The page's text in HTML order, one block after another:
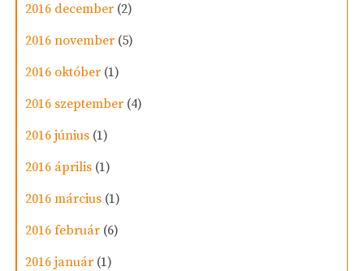
2016 december (2)
2016 november (5)
2016 október (1)
2016 szeptember (4)
2016 június (1)
2016 április (1)
2016 március (1)
2016 február (6)
2016 január (1)